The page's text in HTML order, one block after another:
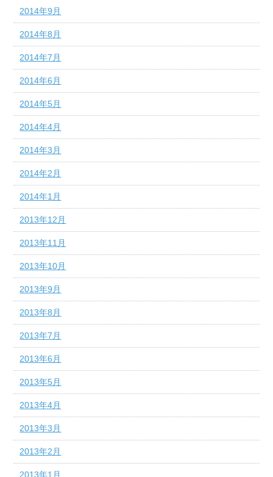
2014年9月
2014年8月
2014年7月
2014年6月
2014年5月
2014年4月
2014年3月
2014年2月
2014年1月
2013年12月
2013年11月
2013年10月
2013年9月
2013年8月
2013年7月
2013年6月
2013年5月
2013年4月
2013年3月
2013年2月
2013年1月